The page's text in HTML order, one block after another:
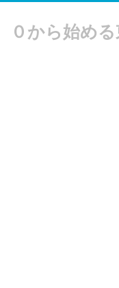
０から始め